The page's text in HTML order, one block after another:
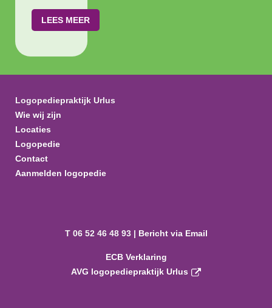
LEES MEER
Logopediepraktijk Urlus
Wie wij zijn
Locaties
Logopedie
Contact
Aanmelden logopedie
T 06 52 46 48 93 | Bericht via Email
ECB Verklaring
AVG logopediepraktijk Urlus